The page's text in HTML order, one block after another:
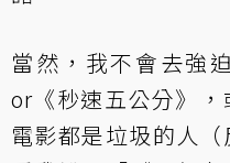
當然，我不會去強
or《秒速五公分》
電影都是垃圾的人